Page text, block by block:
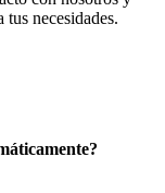
tus necesidades.